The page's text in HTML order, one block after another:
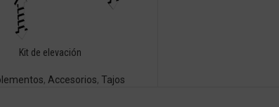
Kit de elevación
, Accesorios,Tajos